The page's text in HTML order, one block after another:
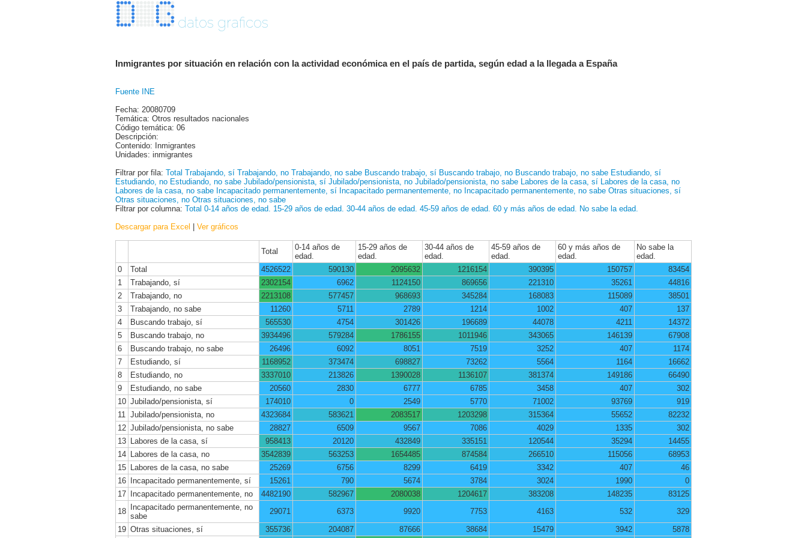
datos graficos
Inmigrantes por situación en relación con la actividad económica en el país de partida, según edad a la llegada a España
Fuente INE
Fecha: 20080709
Temática: Otros resultados nacionales
Código temática: 06
Descripción:
Contenido: Inmigrantes
Unidades: inmigrantes
Filtrar por fila: Total Trabajando, sí Trabajando, no Trabajando, no sabe Buscando trabajo, sí Buscando trabajo, no Buscando trabajo, no sabe Estudiando, sí
Estudiando, no Estudiando, no sabe Jubilado/pensionista, sí Jubilado/pensionista, no Jubilado/pensionista, no sabe Labores de la casa, sí Labores de la casa, no
Labores de la casa, no sabe Incapacitado permanentemente, sí Incapacitado permanentemente, no Incapacitado permanentemente, no sabe Otras situaciones, sí
Otras situaciones, no Otras situaciones, no sabe
Filtrar por columna: Total 0-14 años de edad. 15-29 años de edad. 30-44 años de edad. 45-59 años de edad. 60 y más años de edad. No sabe la edad.
Descargar para Excel | Ver gráficos
Total
0-14 años de
edad.
15-29 años de
edad.
30-44 años de
edad.
45-59 años de
edad.
60 y más años de
edad.
No sabe la
edad.
0
Total 4526522 590130 2095632 1216154 390395 150757
83454
1
Trabajando, sí 2302154 6962 1124150 869656 221310 35261
44816
2
Trabajando, no 2213108 577457 968693 345284 168083 115089
38501
3
Trabajando, no sabe 11260 5711 2789 1214 1002 407
137
4
Buscando trabajo, sí 565530 4754 301426 196689 44078 4211
14372
5
Buscando trabajo, no 3934496 579284 1786155 1011946 343065 146139
67908
6
Buscando trabajo, no sabe 26496 6092 8051 7519 3252 407
1174
7
Estudiando, sí 1168952 373474 698827 73262 5564 1164
16662
8
Estudiando, no 3337010 213826 1390028 1136107 381374 149186
66490
9
Estudiando, no sabe 20560 2830 6777 6785 3458 407
302
10 Jubilado/pensionista, sí 174010 0 2549 5770 71002 93769
919
11
Jubilado/pensionista, no 4323684 583621 2083517 1203298 315364 55652
82232
12 Jubilado/pensionista, no sabe 28827 6509 9567 7086 4029 1335
302
13 Labores de la casa, sí 958413 20120 432849 335151 120544 35294
14455
14 Labores de la casa, no 3542839 563253 1654485 874584 266510 115056
68953
15 Labores de la casa, no sabe 25269 6756 8299 6419 3342 407
46
16 Incapacitado permanentemente, sí 15261 790 5674 3784 3024 1990
0
17 Incapacitado permanentemente, no 4482190 582967 2080038 1204617 383208 148235
83125
18 Incapacitado permanentemente, no
sabe
29071 6373 9920 7753 4163 532
329
19 Otras situaciones, sí 355736 204087 87666 38684 15479 3942
5878